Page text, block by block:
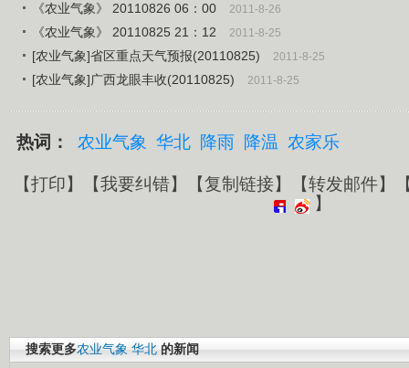
《农业气象》 20110826 06：00 2011-8-26
《农业气象》 20110825 21：12 2011-8-25
[农业气象]省区重点天气预报(20110825) 2011-8-25
[农业气象]广西龙眼丰收(20110825) 2011-8-25
热词： 农业气象 华北 降雨 降温 农家乐
【打印】【我要纠错】【复制链接】【转发邮件】
】
搜索更多农业气象 华北 的新闻